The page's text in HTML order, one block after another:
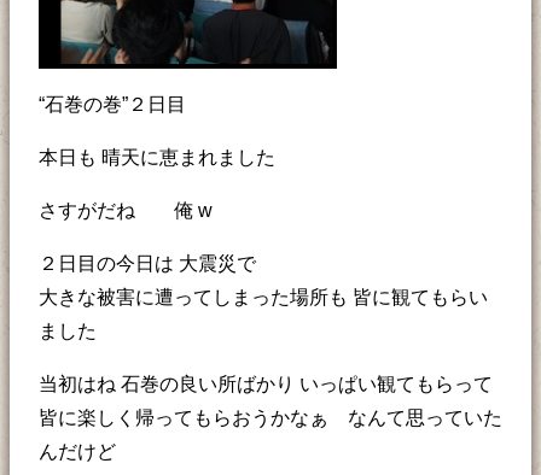
“石巻の巻”２日目
本日も 晴天に恵まれました
さすがだね 俺 w
２日目の今日は 大震災で
大きな被害に遭ってしまった場所も 皆に観てもらい
ました
当初はね 石巻の良い所ばかり いっぱい観てもらって
皆に楽しく帰ってもらおうかなぁ なんて思っていた
んだけど